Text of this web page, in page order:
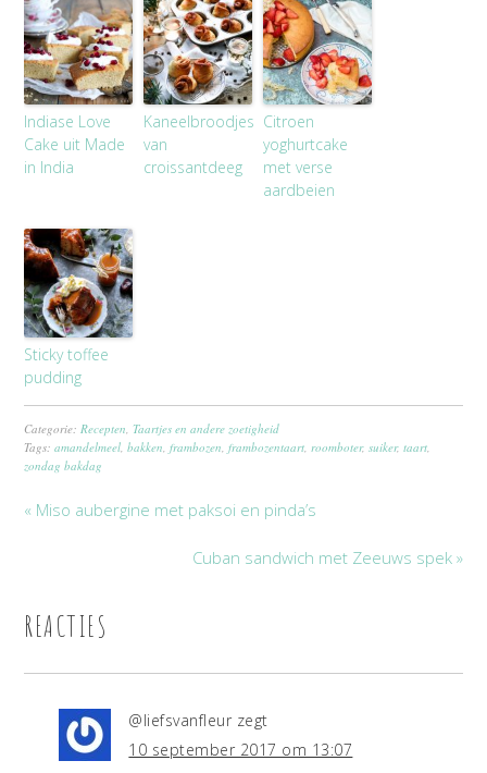
Indiase Love
Cake uit Made
in India
Kaneelbroodjes
van
croissantdeeg
Citroen
yoghurtcake
met verse
aardbeien
Sticky toffee
pudding
Categorie: Recepten ,Taartjes en andere zoetigheid
Tags:amandelmeel ,bakken ,frambozen ,frambozentaart roomboter,suiker,taart
zondag bakdag
« Miso aubergine met paksoi en pinda’s
Cuban sandwich met Zeeuws spek »
REACTIES
@liefsvanfleur zegt
10 september 2017 om 13:07